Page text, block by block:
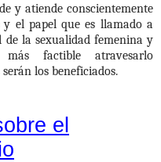
y atiende conscientemente
el papel que es llamado a
de la sexualidad femenina y
factible atravesarlo
los beneficiados.
el